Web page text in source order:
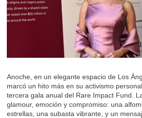
Anoche, en un elegante espacio de Los
marcó un hito más en su activismo
tercera gala anual del Rare Impact Fund.
glamour, emoción y compromiso: una
estrellas, una subasta vibrante, y un